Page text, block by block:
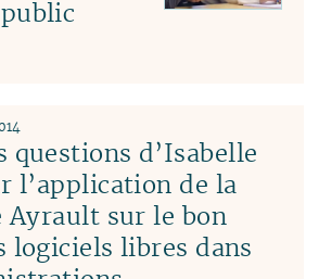
questions d’Isabelle
l’application de la
sur le bon
logiciels libres dans